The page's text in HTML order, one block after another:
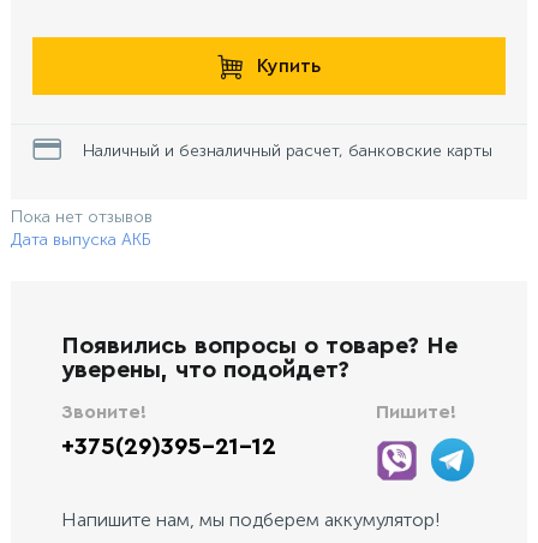
Купить
Наличный и безналичный расчет, банковские карты
Пока нет отзывов
Дата выпуска АКБ
Появились вопросы о товаре? Не
уверены, что подойдет?
Звоните!
+375(29)395-21-12
Пишите!
Напишите нам, мы подберем аккумулятор!